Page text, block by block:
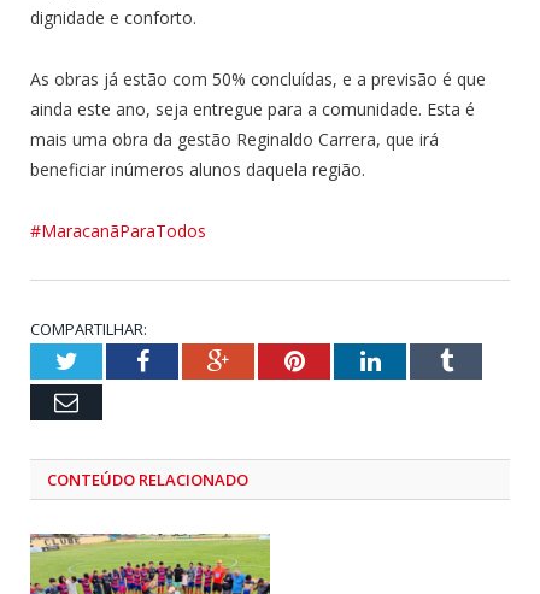
dignidade e conforto.
As obras já estão com 50% concluídas, e a previsão é que
ainda este ano, seja entregue para a comunidade. Esta é
mais uma obra da gestão Reginaldo Carrera, que irá
beneficiar inúmeros alunos daquela região.
#MaracanãParaTodos
COMPARTILHAR:
TwitterFacebookGoogle+PinterestLinkedInTumblr
Email
CONTEÚDO RELACIONADO